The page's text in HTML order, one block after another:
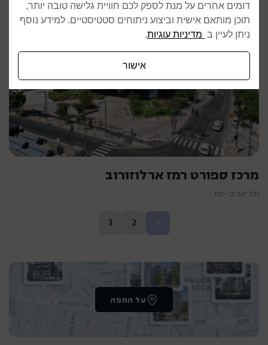
מרכז ספורט רמז ארלוזורוב
תל־אביב–יפו
1
2
3
על המפה
דומים אחרים על מנת לספק לכם חוויית גלישה טובה יותר,
תוכן מותאם אישית וביצוע ניתוחים סטטיסטיים. למידע נוסף
ניתן לעיין ב מדיניות עוגיות.
אישור